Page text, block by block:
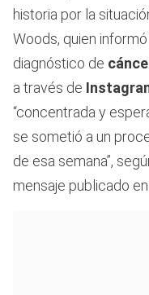
historia por la
Woods, quien
diagnóstico de
a través de
“concentrada y
se sometió a un
de esa semana”,
mensaje publicado